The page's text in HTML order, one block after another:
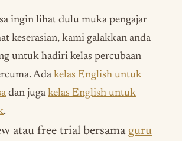
ingin lihat dulu muka pengajar
keserasian, kami galakkan anda
untuk hadiri kelas percubaan
Adakelas English untuk
dan jugakelas English untuk
.
ataufree trial bersama guru